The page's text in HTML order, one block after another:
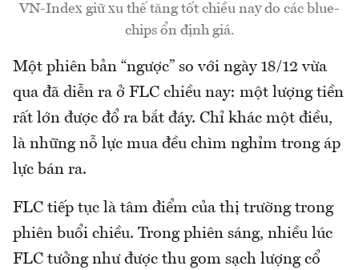
VN-Index giữ xu thế tăng tốt chiều nay do các blue-
chips ổn định giá.
Một phiên bản “ngược” so với ngày 18/12 vừa
qua đã diễn ra ở FLC chiều nay: một lượng tiền
rất lớn được đổ ra bắt đáy. Chỉ khác một điều,
là những nỗ lực mua đều chìm nghỉm trong áp
lực bán ra.
FLC tiếp tục là tâm điểm của thị trường trong
phiên buổi chiều. Trong phiên sáng, nhiều lúc
FLC tưởng như được thu gom sạch lượng cổ